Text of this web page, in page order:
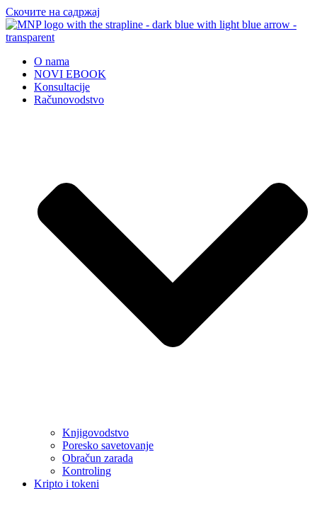
Скочите на садржај
O nama
NOVI EBOOK
Konsultacije
Računovodstvo
Knjigovodstvo
Poresko savetovanje
Obračun zarada
Kontroling
Kripto i tokeni